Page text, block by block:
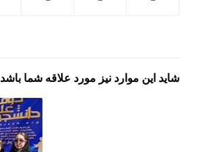
شاید این موارد نیز مورد علاقه شما باشد